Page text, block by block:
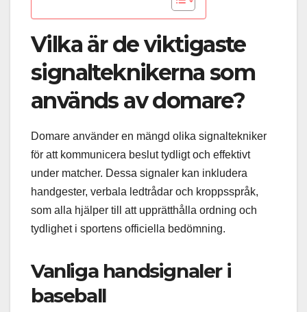
Vilka är de viktigaste
signalteknikerna som
används av domare?
Domare använder en mängd olika signaltekniker
för att kommunicera beslut tydligt och effektivt
under matcher. Dessa signaler kan inkludera
handgester, verbala ledtrådar och kroppsspråk,
som alla hjälper till att upprätthålla ordning och
tydlighet i sportens officiella bedömning.
Vanliga handsignaler i
baseball